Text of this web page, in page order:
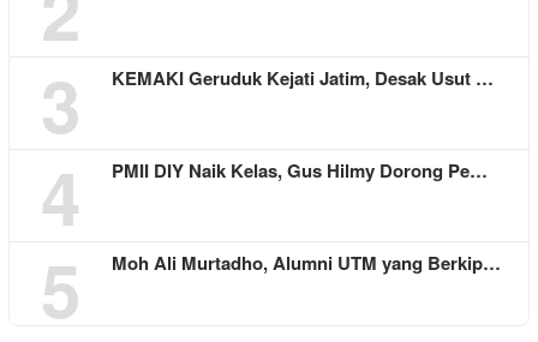
3 KEMAKI Geruduk Kejati Jatim, Desak Usut …
4 PMII DIY Naik Kelas, Gus Hilmy Dorong Pe…
5 Moh Ali Murtadho, Alumni UTM yang Berkip…